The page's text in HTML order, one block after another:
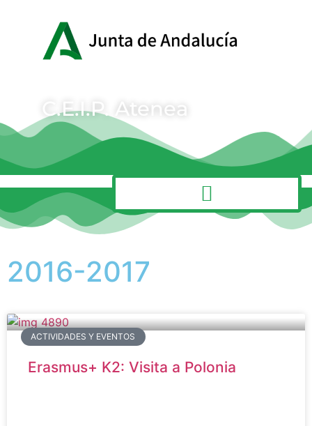
C.E.I.P. Atenea
MENÚ
2016-2017
ACTIVIDADES Y EVENTOS
Erasmus+ K2: Visita a Polonia